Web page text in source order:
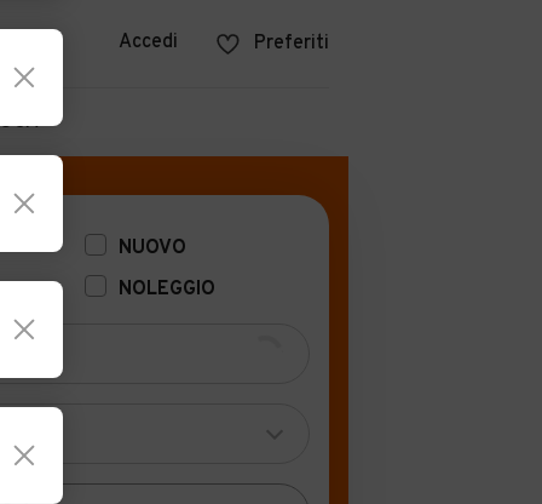
Accedi Preferiti
NUOVO
NOLEGGIO